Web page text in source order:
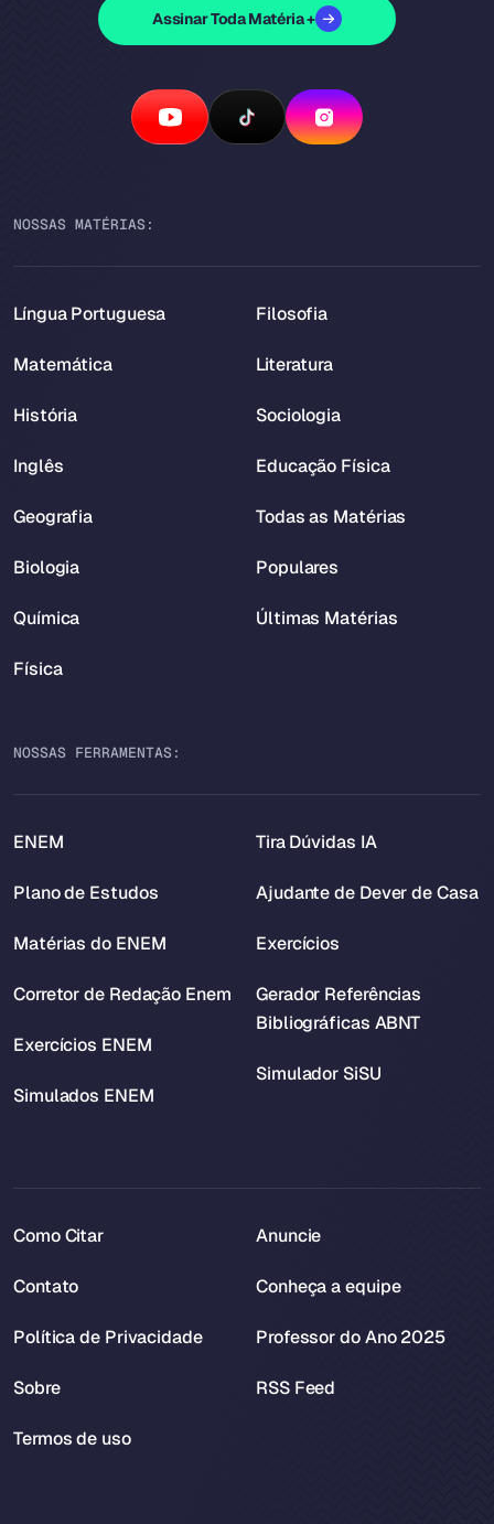
Assinar Toda Matéria +
NOSSAS MATÉRIAS:
Língua Portuguesa
Matemática
História
Inglês
Geografia
Biologia
Química
Física
Filosofia
Literatura
Sociologia
Educação Física
Todas as Matérias
Populares
Últimas Matérias
NOSSAS FERRAMENTAS:
ENEM
Plano de Estudos
Matérias do ENEM
Corretor de Redação Enem
Exercícios ENEM
Simulados ENEM
Tira Dúvidas IA
Ajudante de Dever de Casa
Exercícios
Gerador Referências
Bibliográficas ABNT
Simulador SiSU
Como Citar
Contato
Política de Privacidade
Sobre
Termos de uso
Anuncie
Conheça a equipe
Professor do Ano 2025
RSS Feed